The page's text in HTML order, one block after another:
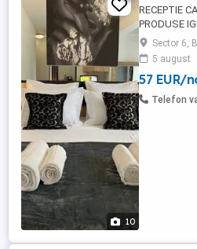
10
RECEPTIE
PRODUSE
PATURI
LED AER
GRATUIT
OPTIONAL
TERASA
Sector 6,
5 august
57 EUR/
Telefon